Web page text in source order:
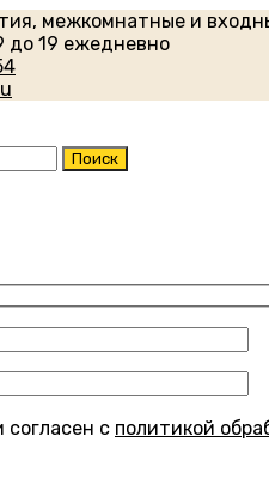
межкомнатные и
до 19 ежедневно
Поиск
согласен с политикой